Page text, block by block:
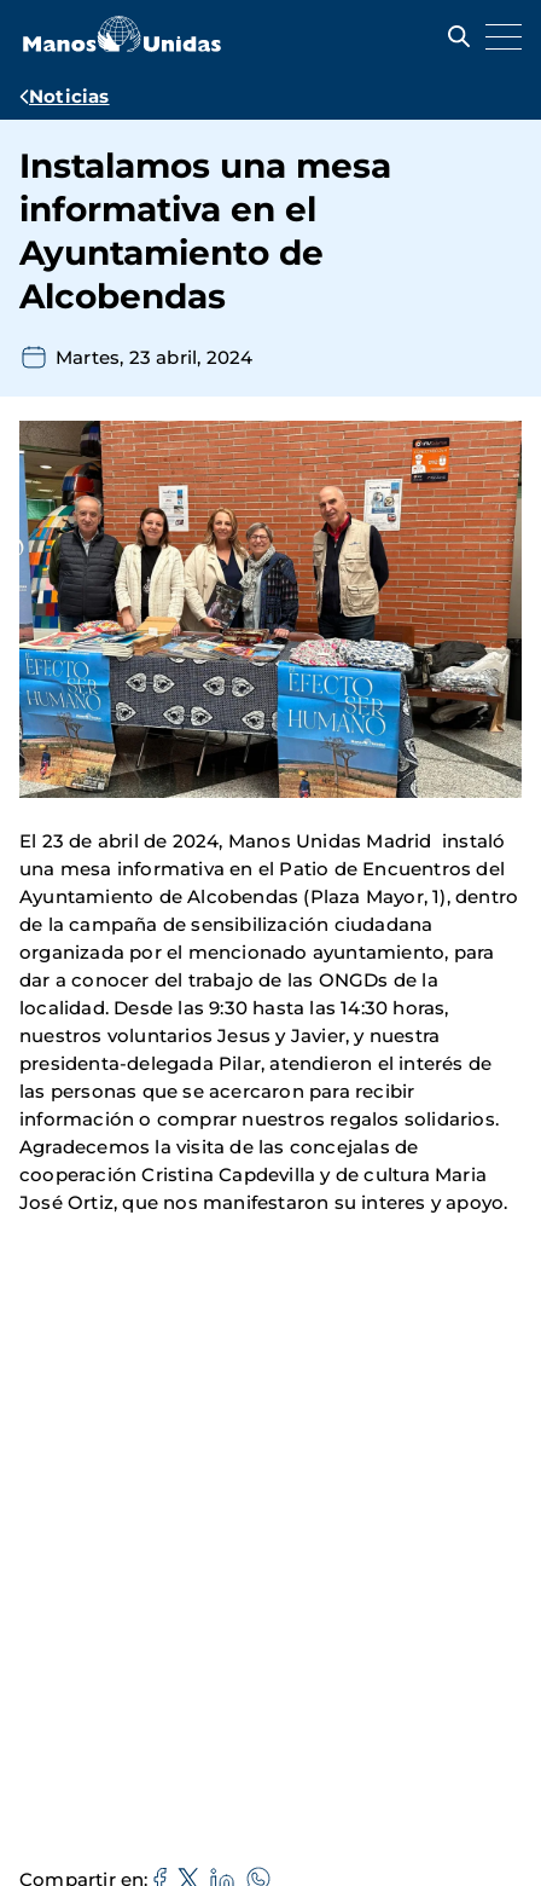
contenido
Ruta
navegación
Noticias
Instalamos una mesa
informativa en el
Ayuntamiento de
Alcobendas
Martes, 23 abril, 2024
El 23 de abril de 2024, Manos Unidas Madrid instaló
una mesa informativa en el Patio de Encuentros del
Ayuntamiento de Alcobendas (Plaza Mayor, 1), dentro
de la campaña de sensibilización ciudadana
organizada por el mencionado ayuntamiento, para
dar a conocer del trabajo de las ONGDs de la
localidad. Desde las 9:30 hasta las 14:30 horas,
nuestros voluntarios Jesus y Javier, y nuestra
presidenta-delegada Pilar, atendieron el interés de
las personas que se acercaron para recibir
información o comprar nuestros regalos solidarios.
Agradecemos la visita de las concejalas de
cooperación Cristina Capdevilla y de cultura Maria
José Ortiz, que nos manifestaron su interes y apoyo.
Compartir en